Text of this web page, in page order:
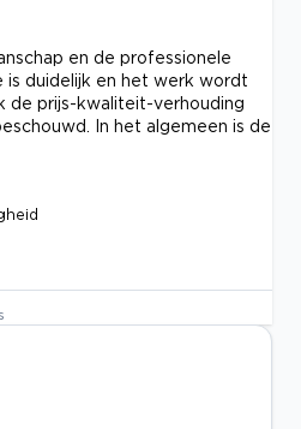
en de professionele
is duidelijk en het werk wordt
de prijs-kwaliteit-verhouding
In het algemeen is de